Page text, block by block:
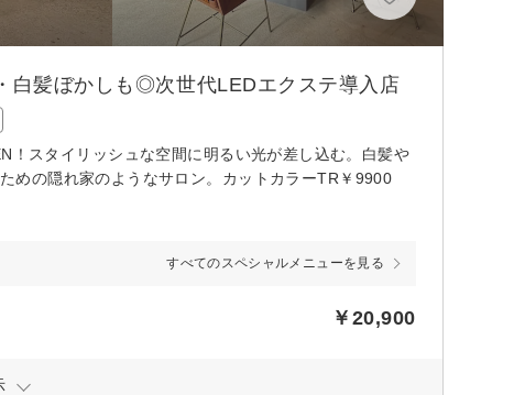
髪ぼかしも◎次世代LEDエクステ導入店
スタイリッシュな空間に明るい光が差し込む。白髪や
めの隠れ家のようなサロン。カットカラーTR￥9900
すべてのスペシャルメニューを見る
￥20,900